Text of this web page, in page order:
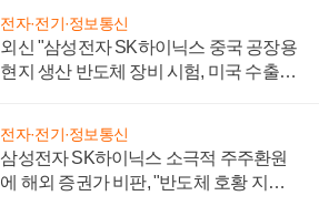
전자·전기·정보통신
외신 "삼성전자 SK하이닉스 중국 공장용
현지 생산 반도체 장비 시험, 미국 수출통
전자·전기·정보통신
삼성전자 SK하이닉스 소극적 주주환원
에 해외 증권가 비판, "반도체 호황 지속